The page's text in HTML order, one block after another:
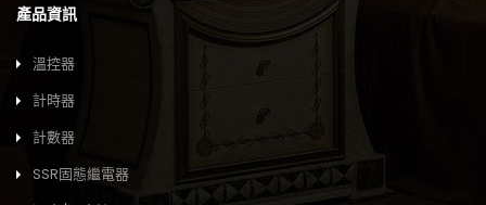
產品資訊
溫控器
計時器
計數器
SSR固態繼電器